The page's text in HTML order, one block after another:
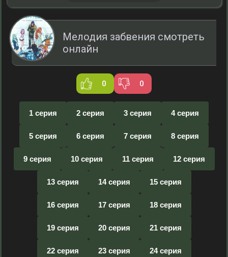
Мелодия забвения смотреть
онлайн
0 0
1 серия 2 серия 3 серия 4 серия
5 серия 6 серия 7 серия 8 серия
9 серия 10 серия 11 серия 12 серия
13 серия 14 серия 15 серия
16 серия 17 серия 18 серия
19 серия 20 серия 21 серия
22 серия 23 серия 24 серия